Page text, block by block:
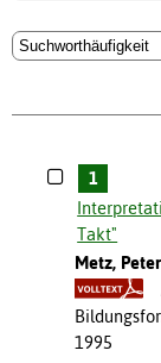
1
Takt"
Metz, Peter
1995